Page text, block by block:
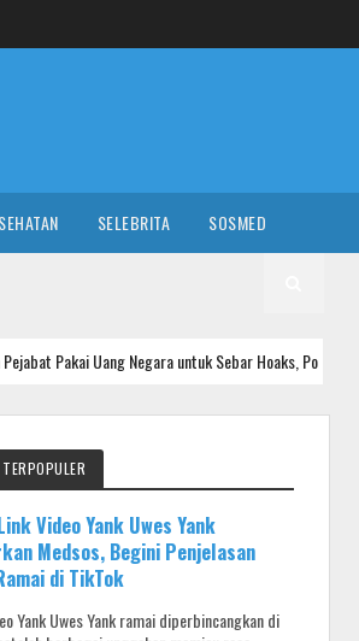
SELEBRITA SOSMED
Negara untuk Sebar Hoaks, Polisi Turun Tangan
Video Yank Uwes Yank
Medsos, Begini Penjelasan
di TikTok
Yank Uwes Yank ramai diperbincangkan di